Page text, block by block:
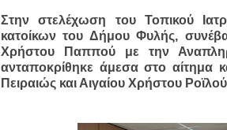
Στην στελέχωση του Τοπικού
κατοίκων του Δήμου Φυλής,
Χρήστου Παππού με την
ανταποκρίθηκε άμεσα στο αίτημα
Πειραιώς και Αιγαίου Χρήστου